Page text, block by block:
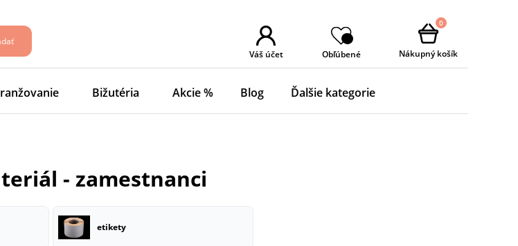
Váš účet
Obľúbené
0
Nákupný košík
Bižutéria Akcie % Blog Ďalšie kategorie
- zamestnanci
etikety